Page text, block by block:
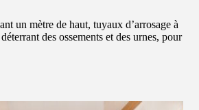
un mètre de haut, tuyaux d’arrosage à
des ossements et des urnes, pour